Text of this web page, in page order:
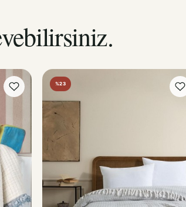
%23